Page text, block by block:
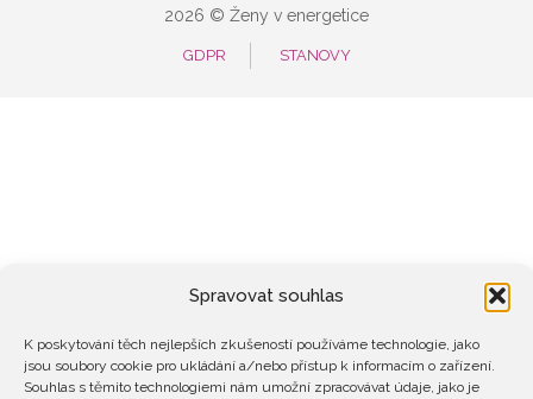
Spravovat souhlas
K poskytování těch nejlepších zkušeností používáme technologie, jako
jsou soubory cookie pro ukládání a/nebo přístup k informacím o zařízení.
Souhlas s těmito technologiemi nám umožní zpracovávat údaje, jako je
2026 © Ženy v energetice
GDPR STANOVY